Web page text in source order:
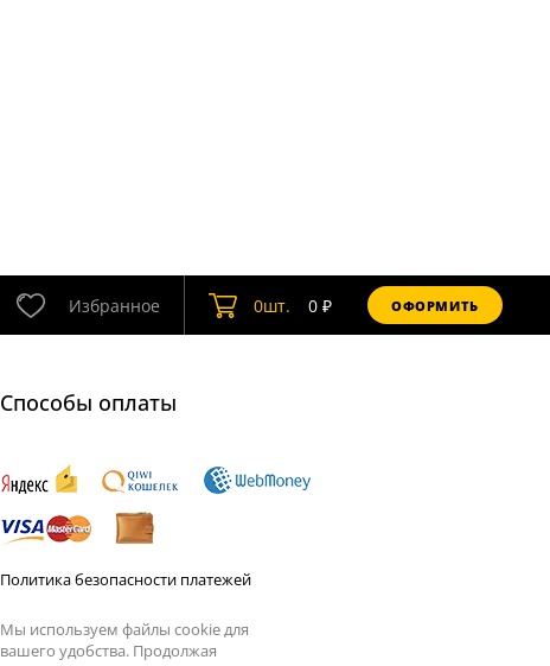
Избранное 0шт. 0₽ ОФОРМИТЬ
Способы оплаты
Политика безопасности платежей
Мы используем файлы cookie для
вашего удобства. Продолжая